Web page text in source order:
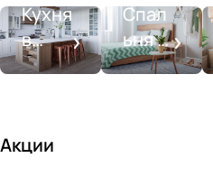
Кухня
в
стиле
Спал
ьня в
совре
Акции